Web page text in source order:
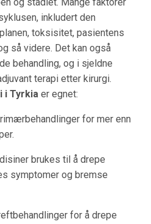
inkludert den
toksisitet, pasientens
så videre. Det kan også
behandling, og i sjeldne
terapi etter kirurgi.
i Tyrkiaer egnet:
for mer enn
brukes til å drepe
symptomer og bremse
for å drepe